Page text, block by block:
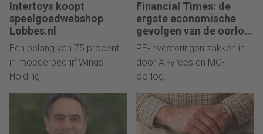
Intertoys koopt
speelgoedwebshop
Lobbes.nl
Een belang van 75 procent
in moederbedrijf Wings
Holding.
Financial Times: de
ergste economische
gevolgen van de oorlog
komen nog
PE-investeringen zakken in
door AI-vrees en MO-
oorlog.